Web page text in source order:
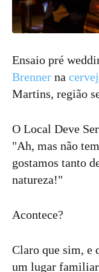
Ensaio pré
Brenner na
Martins, região
O Local Deve
"Ah, mas não
gostamos tanto
natureza!"
Acontece?
Claro que sim, e
um lugar familiar